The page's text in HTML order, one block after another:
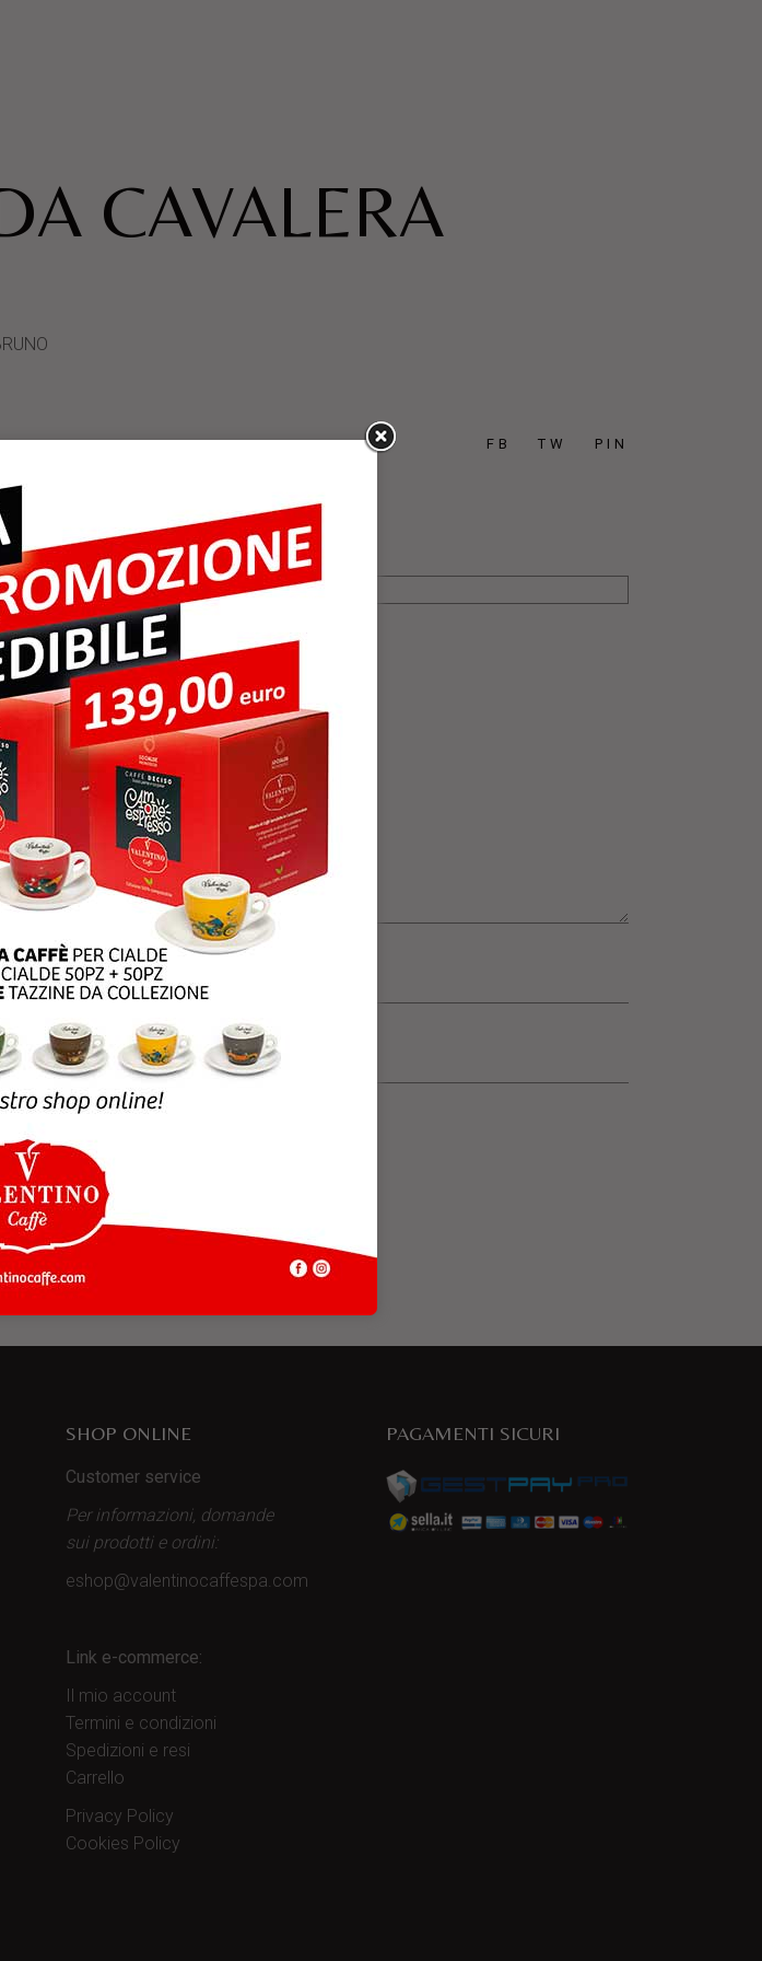
CAVALERA
FB TW PIN
SHOP ONLINE
Customer service
Per informazioni, domande
sui prodotti e ordini:
eshop@valentinocaffespa.com
Link e-commerce:
Il mio account
Termini e condizioni
Spedizioni e resi
Carrello
Privacy Policy
Cookies Policy
PAGAMENTI SICURI